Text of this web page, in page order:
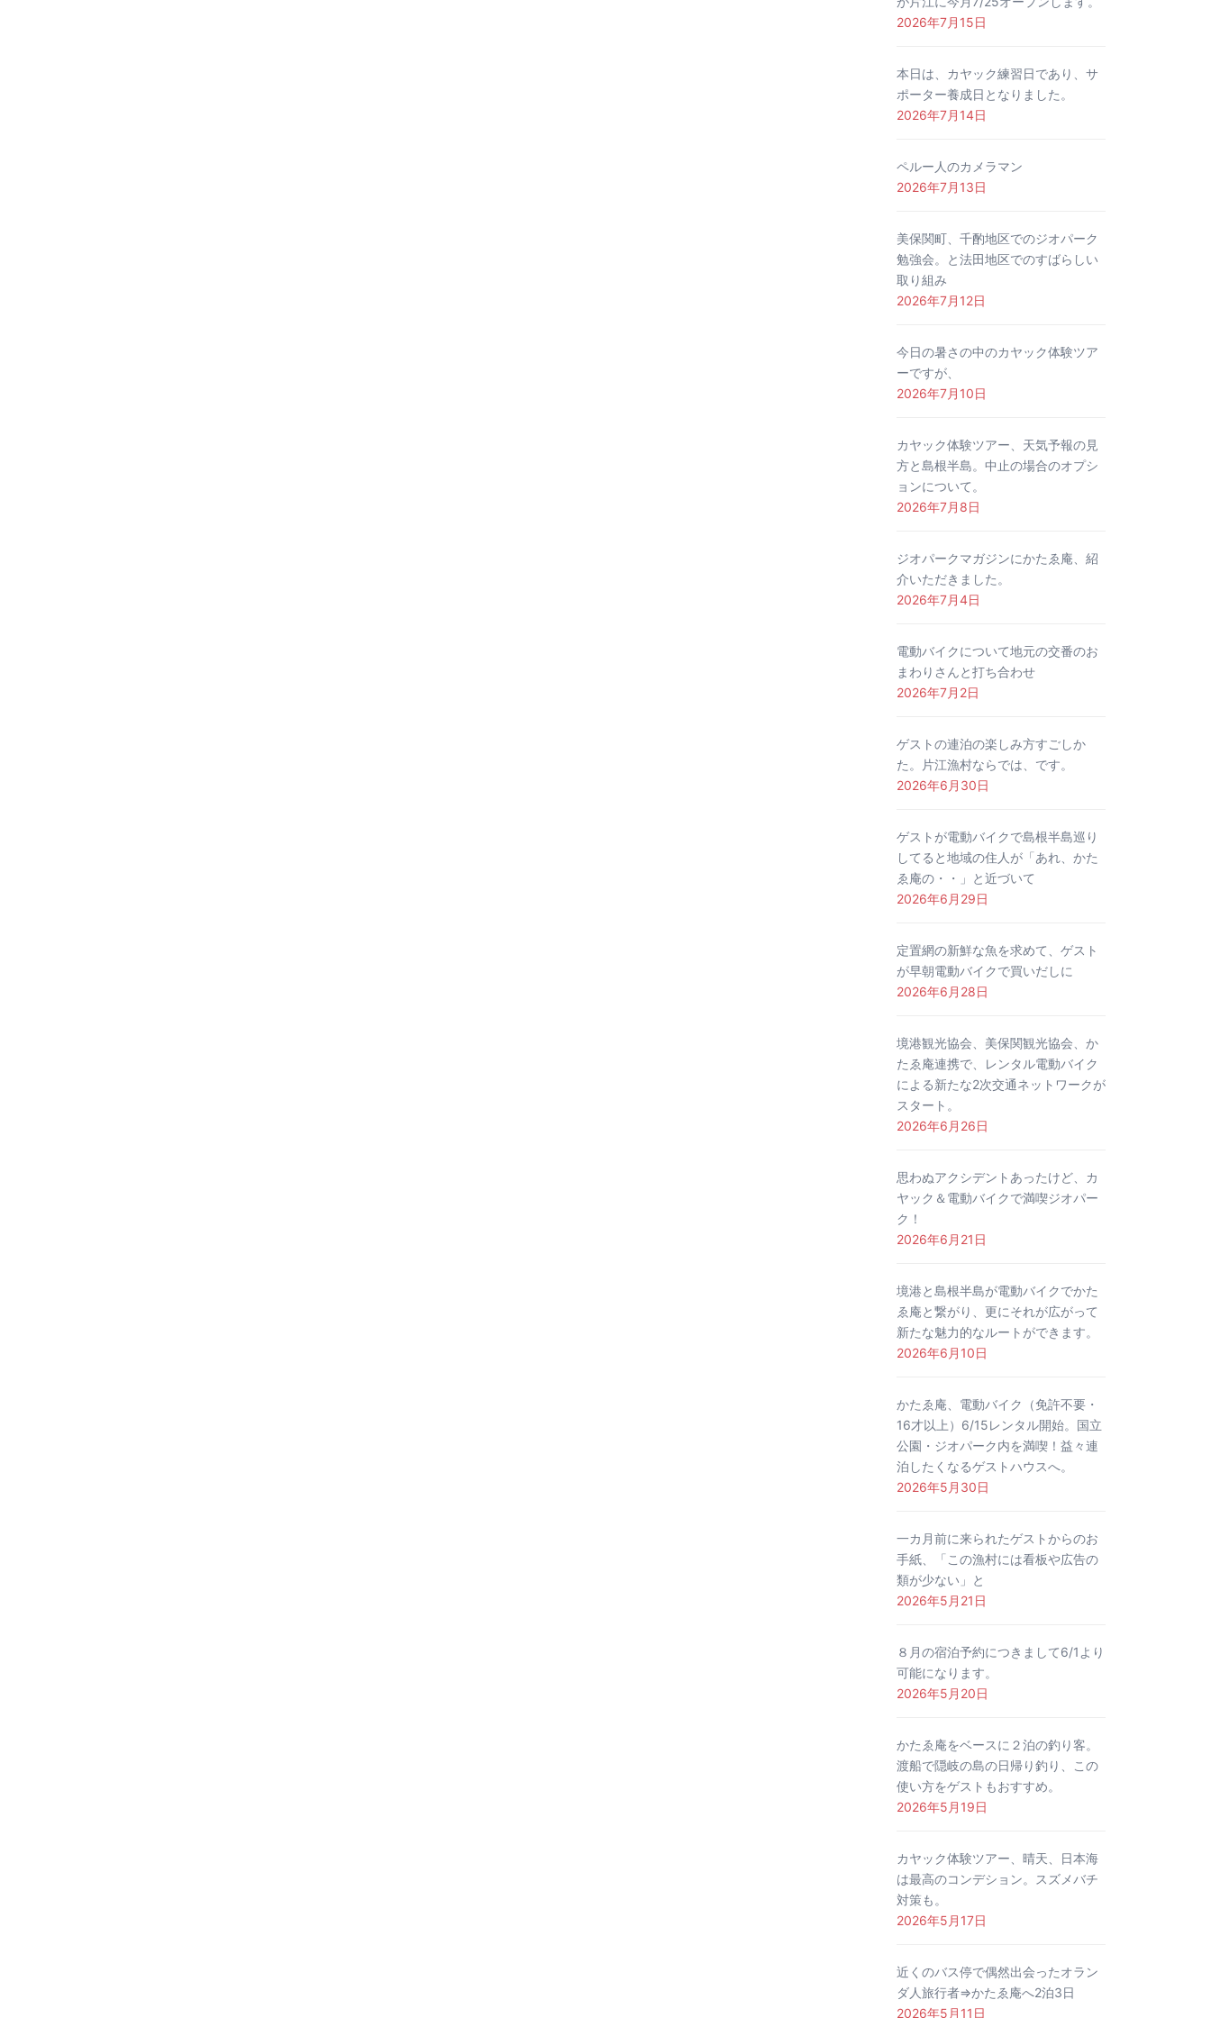
2026年7月15日
本日は、カヤック練習日であり、サ
ポーター養成日となりました。
2026年7月14日
ペルー人のカメラマン
2026年7月13日
美保関町、千酌地区でのジオパーク
勉強会。と法田地区でのすばらしい
取り組み
2026年7月12日
今日の暑さの中のカヤック体験ツア
ーですが、
2026年7月10日
カヤック体験ツアー、天気予報の見
方と島根半島。中止の場合のオプシ
ョンについて。
2026年7月8日
ジオパークマガジンにかたゑ庵、紹
介いただきました。
2026年7月4日
電動バイクについて地元の交番のお
まわりさんと打ち合わせ
2026年7月2日
ゲストの連泊の楽しみ方すごしか
た。片江漁村ならでは、です。
2026年6月30日
ゲストが電動バイクで島根半島巡り
してると地域の住人が「あれ、かた
ゑ庵の・・」と近づいて
2026年6月29日
定置網の新鮮な魚を求めて、ゲスト
が早朝電動バイクで買いだしに
2026年6月28日
境港観光協会、美保関観光協会、か
たゑ庵連携で、レンタル電動バイク
による新たな2次交通ネットワークが
スタート。
2026年6月26日
思わぬアクシデントあったけど、カ
ヤック＆電動バイクで満喫ジオパー
ク！
2026年6月21日
境港と島根半島が電動バイクでかた
ゑ庵と繋がり、更にそれが広がって
新たな魅力的なルートができます。
2026年6月10日
かたゑ庵、電動バイク（免許不要・
16才以上）6/15レンタル開始。国立
公園・ジオパーク内を満喫！益々連
泊したくなるゲストハウスへ。
2026年5月30日
一カ月前に来られたゲストからのお
手紙、「この漁村には看板や広告の
類が少ない」と
2026年5月21日
８月の宿泊予約につきまして6/1より
可能になります。
2026年5月20日
かたゑ庵をベースに２泊の釣り客。
渡船で隠岐の島の日帰り釣り、この
使い方をゲストもおすすめ。
2026年5月19日
カヤック体験ツアー、晴天、日本海
は最高のコンデション。スズメバチ
対策も。
2026年5月17日
近くのバス停で偶然出会ったオラン
ダ人旅行者⇒かたゑ庵へ2泊3日
2026年5月11日